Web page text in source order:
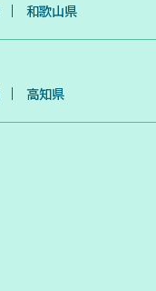
和歌山県
高知県